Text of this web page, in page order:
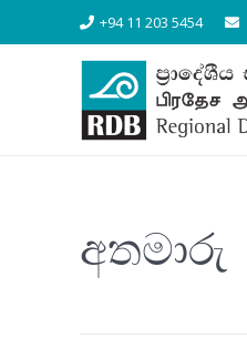
+94 11 203 5454
අතමාරු